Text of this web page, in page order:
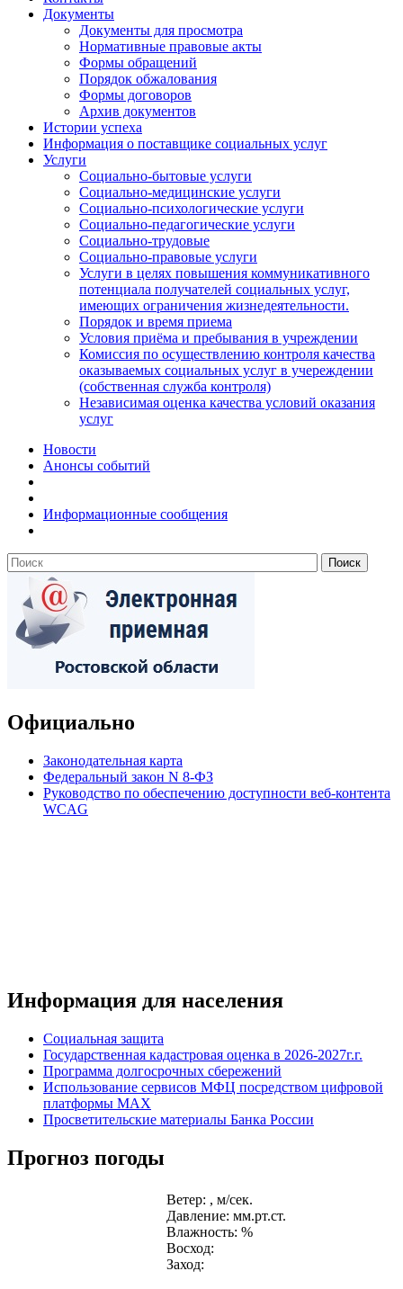
Документы
Документы для просмотра
Нормативные правовые акты
Формы обращений
Порядок обжалования
Формы договоров
Архив документов
Истории успеха
Информация о поставщике социальных услуг
Услуги
Социально-бытовые услуги
Социально-медицинские услуги
Социально-психологические услуги
Социально-педагогические услуги
Социально-трудовые
Социально-правовые услуги
Услуги в целях повышения коммуникативного
потенциала получателей социальных услуг,
имеющих ограничения жизнедеятельности.
Порядок и время приема
Условия приёма и пребывания в учреждении
Комиссия по осуществлению контроля качества
оказываемых социальных услуг в учереждении
(собственная служба контроля)
Независимая оценка качества условий оказания
услуг
Новости
Анонсы событий
Информационные сообщения
Официально
Законодательная карта
Федеральный закон N 8-ФЗ
Руководство по обеспечению доступности веб-контента
WCAG
Информация для населения
Социальная защита
Государственная кадастровая оценка в 2026-2027г.г.
Программа долгосрочных сбережений
Использование сервисов МФЦ посредством цифровой
платформы MAX
Просветительские материалы Банка России
Прогноз погоды
Ветер: , м/сек.
Давление: мм.рт.ст.
Влажность: %
Восход:
Заход: